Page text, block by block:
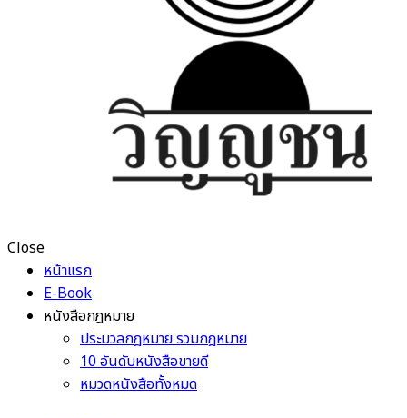
Close
หน้าแรก
E-Book
หนังสือกฎหมาย
ประมวลกฎหมาย รวมกฎหมาย
10 อันดับหนังสือขายดี
หมวดหนังสือทั้งหมด